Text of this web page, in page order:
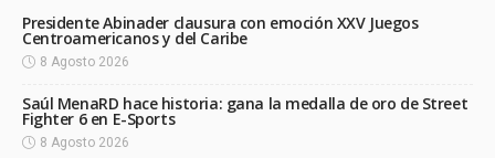
Presidente Abinader clausura con emoción XXV Juegos
Centroamericanos y del Caribe
8 Agosto 2026
Saúl MenaRD hace historia: gana la medalla de oro de Street
Fighter 6 en E-Sports
8 Agosto 2026